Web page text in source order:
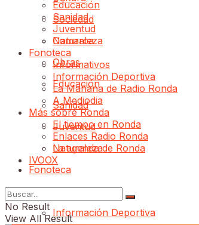
Sociedad
Comarca
Obras
Educación
Sanidad
Juventud
Naturaleza
Fonoteca
Informativos
Información Deportiva
Educación
Sanidad
Juventud
Naturaleza
Fonoteca
Informativos
Información Deportiva
La Mañana de Radio Ronda
A Mediodia
Más sobre Ronda
El tiempo en Ronda
Enlaces Radio Ronda
La agenda de Ronda
IVOOX
No Result
View All Result